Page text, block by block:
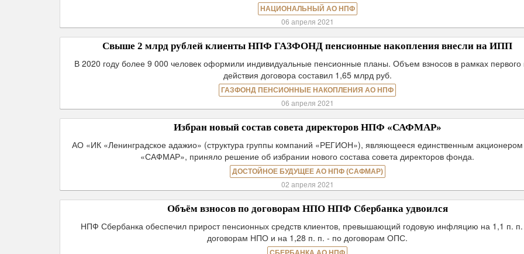
НАЦИОНАЛЬНЫЙ АО НПФ
06 апреля 2021
Свыше 2 млрд рублей клиенты НПФ ГАЗФОНД пенсионные накопления внесли на ИПП
В 2020 году более 9 000 человек оформили индивидуальные пенсионные планы. Объем взносов в рамках первого
действия договора составил 1,65 млрд руб.
ГАЗФОНД ПЕНСИОННЫЕ НАКОПЛЕНИЯ АО НПФ
06 апреля 2021
Избран новый состав совета директоров НПФ «САФМАР»
АО «ИК «Ленинградское адажио» (структура группы компаний «РЕГИОН»), являющееся единственным
«САФМАР», приняло решение об избрании нового состава совета директоров фонда.
ДОСТОЙНОЕ БУДУЩЕЕ АО НПФ (САФМАР)
02 апреля 2021
Объём взносов по договорам НПО НПФ Сбербанка удвоился
НПФ Сбербанка обеспечил прирост пенсионных средств клиентов, превышающий годовую инфляцию на 1,1 п.
договорам НПО и на 1,28 п. п. - по договорам ОПС.